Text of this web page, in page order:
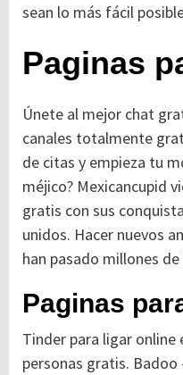
sean lo más fácil
Paginas
Únete al mejor chat
canales totalmente
de citas y empieza tu
méjico? Mexicancupid
gratis con sus
unidos. Hacer nuevos
han pasado millones de
Paginas
Tinder para ligar online
personas gratis.